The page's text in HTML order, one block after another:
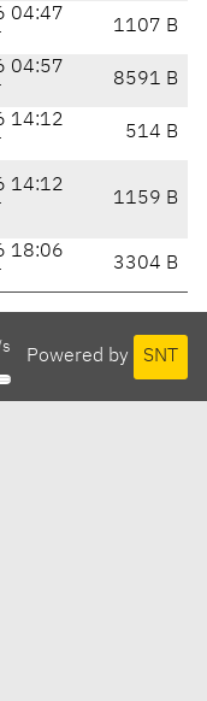
04:47
1107 B
04:57
8591 B
14:12
514 B
14:12
1159 B
18:06
3304 B
Powered by SNT